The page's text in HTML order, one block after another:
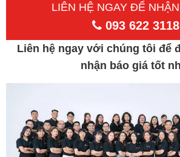
LIÊN HỆ NGAY ĐỂ
093 622 3118
Liên hệ ngay với chúng tôi để
nhận báo giá tốt